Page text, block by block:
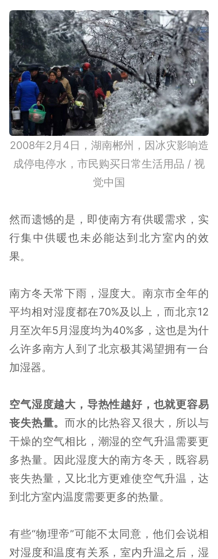
2008年2月4日，湖南郴州，因冰灾影响造
成停电停水，市民购买日常生活用品 / 视
觉中国
然而遗憾的是，即使南方有供暖需求，实
行集中供暖也未必能达到北方室内的效
果。
南方冬天常下雨，湿度大。南京市全年的
平均相对湿度都在70%及以上，而北京12
月至次年5月湿度均为40%多，这也是为什
么许多南方人到了北京极其渴望拥有一台
加湿器。
空气湿度越大，导热性越好，也就更容易
丧失热量。而水的比热容又很大，所以与
干燥的空气相比，潮湿的空气升温需要更
多热量。因此湿度大的南方冬天，既容易
丧失热量，又比北方更难使空气升温，达
到北方室内温度需要更多的热量。
有些“物理帝”可能不太同意，他们会说相
对湿度和温度有关系，室内升温之后，湿